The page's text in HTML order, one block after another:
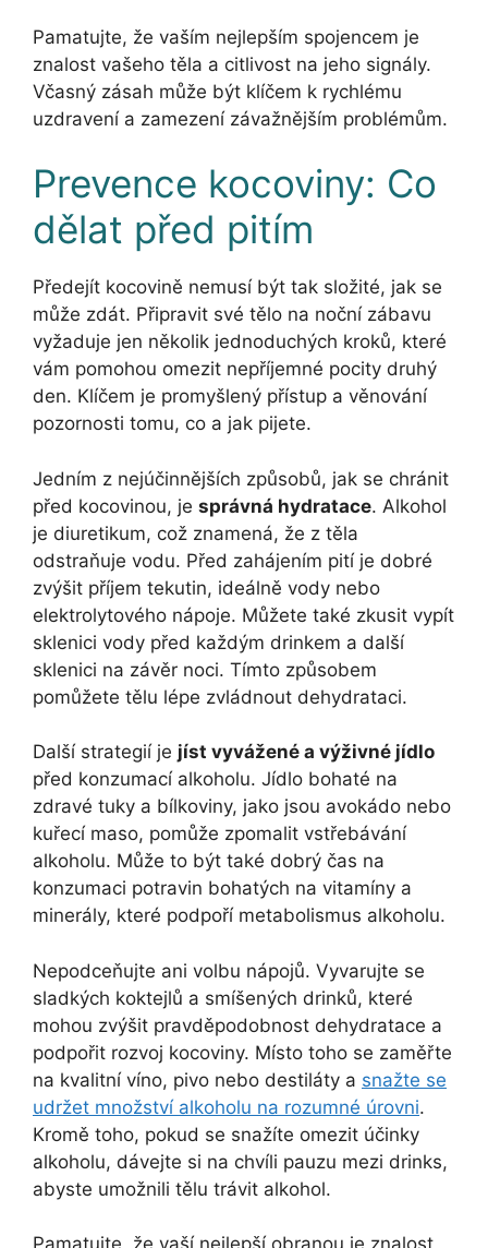
Pamatujte, že vaším nejlepším spojencem je
znalost vašeho těla a citlivost na jeho signály.
Včasný zásah může být klíčem k rychlému
uzdravení a zamezení závažnějším problémům.
Prevence kocoviny: Co
dělat před pitím
Předejít kocovině nemusí být tak složité, jak se
může zdát. Připravit své tělo na noční zábavu
vyžaduje jen několik jednoduchých kroků, které
vám pomohou omezit nepříjemné pocity druhý
den. Klíčem je promyšlený přístup a věnování
pozornosti tomu, co a jak pijete.
Jedním z nejúčinnějších způsobů, jak se chránit
před kocovinou, je správná hydratace. Alkohol
je diuretikum, což znamená, že z těla
odstraňuje vodu. Před zahájením pití je dobré
zvýšit příjem tekutin, ideálně vody nebo
elektrolytového nápoje. Můžete také zkusit vypít
sklenici vody před každým drinkem a další
sklenici na závěr noci. Tímto způsobem
pomůžete tělu lépe zvládnout dehydrataci.
Další strategií je jíst vyvážené a výživné jídlo
před konzumací alkoholu. Jídlo bohaté na
zdravé tuky a bílkoviny, jako jsou avokádo nebo
kuřecí maso, pomůže zpomalit vstřebávání
alkoholu. Může to být také dobrý čas na
konzumaci potravin bohatých na vitamíny a
minerály, které podpoří metabolismus alkoholu.
Nepodceňujte ani volbu nápojů. Vyvarujte se
sladkých koktejlů a smíšených drinků, které
mohou zvýšit pravděpodobnost dehydratace a
podpořit rozvoj kocoviny. Místo toho se zaměřte
na kvalitní víno, pivo nebo destiláty a snažte se
udržet množství alkoholu na rozumné úrovni.
Kromě toho, pokud se snažíte omezit účinky
alkoholu, dávejte si na chvíli pauzu mezi drinks,
abyste umožnili tělu trávit alkohol.